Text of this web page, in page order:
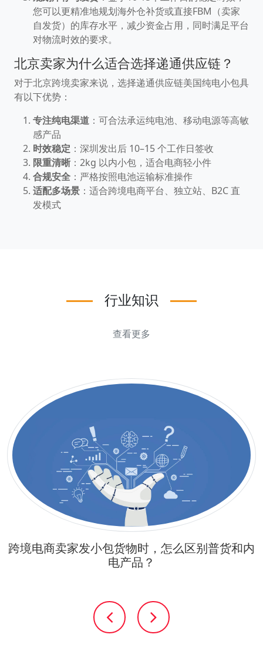
您可以更精准地规划海外仓补货或直接FBM（卖家
自发货）的库存水平，减少资金占用，同时满足平台
对物流时效的要求。
北京卖家为什么适合选择递通供应链？
对于北京跨境卖家来说，选择递通供应链美国纯电小包具
有以下优势：
专注纯电渠道 ：可合法承运纯电池、移动电源等高敏
感产品
时效稳定 ：深圳发出后 10–15 个工作日签收
限重清晰 ：2kg 以内小包，适合电商轻小件
合规安全 ：严格按照电池运输标准操作
适配多场景 ：适合跨境电商平台、独立站、B2C 直
发模式
行业知识
查看更多
跨境电商卖家发小包货物时，怎么区别普货和内
电产品？